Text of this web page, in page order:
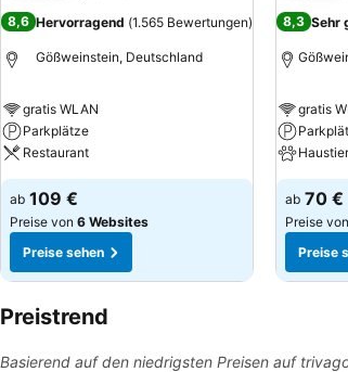
8,6 Hervorragend (1.565 Bewertungen)
Gößweinstein, Deutschland
gratis WLAN
Parkplätze
Restaurant
ab 109 €
Preise von 6 Websites
Preise sehen
8,3 Sehr
gratis
ab 70 €
Preise von
Preise
Preistrend
Basierend auf den niedrigsten Preisen auf